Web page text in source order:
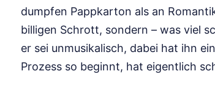
dumpfen Pappkarton als an
billigen Schrott, sondern – was viel
er sei unmusikalisch, dabei hat ihn
Prozess so beginnt, hat eigentlich